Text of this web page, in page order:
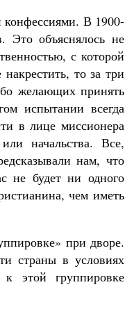
конфессиями. В 1900-
Это объяснялось не
с которой
то за три
желающих принять
испытании всегда
в лице миссионера
начальства. Все,
нам, что
не будет ни одного
чем иметь
при дворе.
страны в условиях
к этой группировке